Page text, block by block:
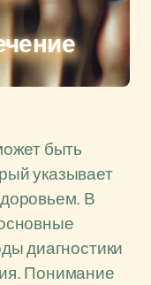
быть
указывает
В
диагностики
Понимание